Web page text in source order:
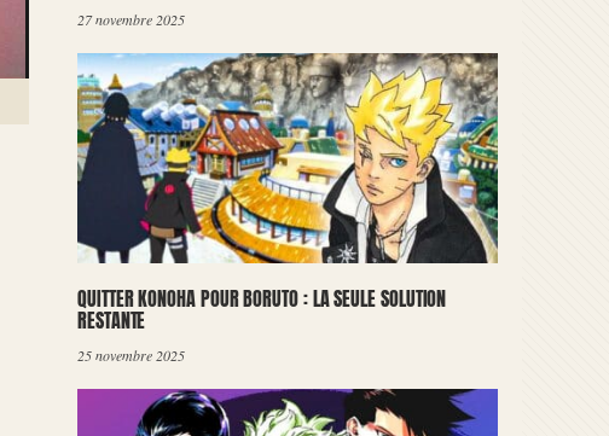
27 novembre 2025
QUITTER KONOHA POUR BORUTO : LA SEULE SOLUTION
RESTANTE
25 novembre 2025